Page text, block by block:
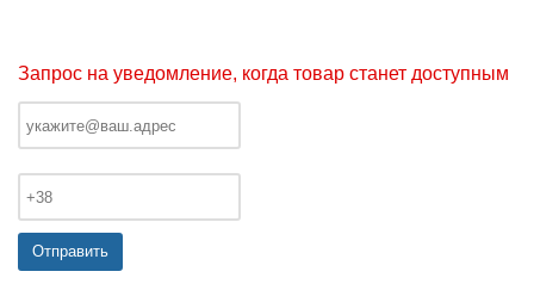
Запрос на уведомление, когда товар станет доступным
Отправить